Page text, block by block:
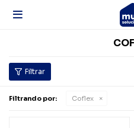

Filtrando por: Coflex